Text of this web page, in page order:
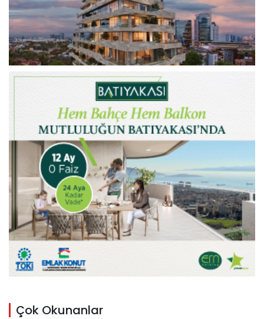
Çok Okunanlar